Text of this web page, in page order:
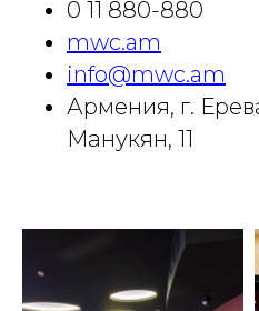
0 11 880-880
mwc.am
info@mwc.am
Армения, г.
Манукян, 11